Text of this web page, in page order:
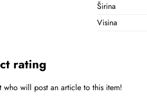
Širina
Visina
rating
who will post an article to this item!